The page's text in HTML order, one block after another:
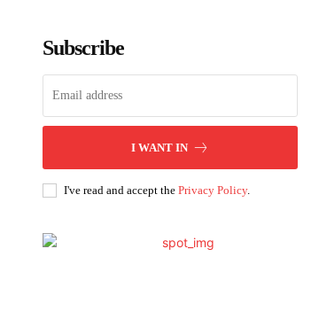
Subscribe
I WANT IN
I've read and accept the Privacy Policy.